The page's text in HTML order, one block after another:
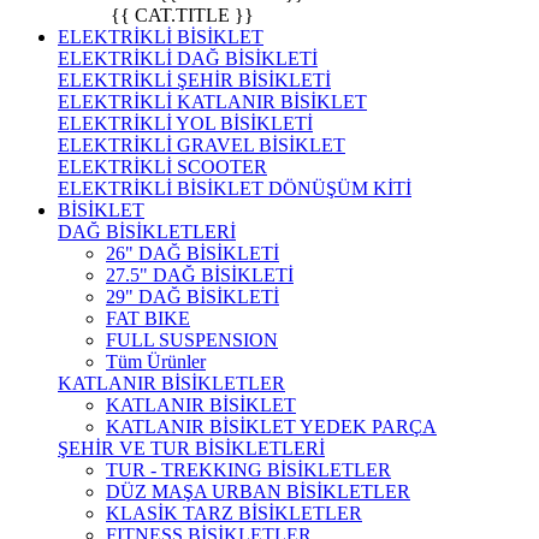
{{ CAT.TITLE }}
ELEKTRİKLİ BİSİKLET
ELEKTRİKLİ DAĞ BİSİKLETİ
ELEKTRİKLİ ŞEHİR BİSİKLETİ
ELEKTRİKLİ KATLANIR BİSİKLET
ELEKTRİKLİ YOL BİSİKLETİ
ELEKTRİKLİ GRAVEL BİSİKLET
ELEKTRİKLİ SCOOTER
ELEKTRİKLİ BİSİKLET DÖNÜŞÜM KİTİ
BİSİKLET
DAĞ BİSİKLETLERİ
26" DAĞ BİSİKLETİ
27.5" DAĞ BİSİKLETİ
29" DAĞ BİSİKLETİ
FAT BIKE
FULL SUSPENSION
Tüm Ürünler
KATLANIR BİSİKLETLER
KATLANIR BİSİKLET
KATLANIR BİSİKLET YEDEK PARÇA
ŞEHİR VE TUR BİSİKLETLERİ
TUR - TREKKING BİSİKLETLER
DÜZ MAŞA URBAN BİSİKLETLER
KLASİK TARZ BİSİKLETLER
FITNESS BİSİKLETLER